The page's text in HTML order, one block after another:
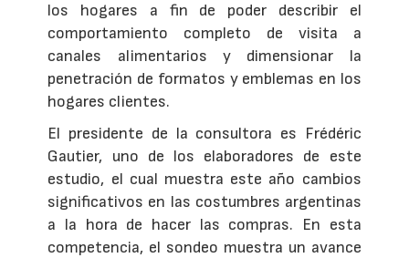
los hogares a fin de poder describir el
comportamiento completo de visita a
canales alimentarios y dimensionar la
penetración de formatos y emblemas en los
hogares clientes.
El presidente de la consultora es Frédéric
Gautier, uno de los elaboradores de este
estudio, el cual muestra este año cambios
significativos en las costumbres argentinas
a la hora de hacer las compras. En esta
competencia, el sondeo muestra un avance